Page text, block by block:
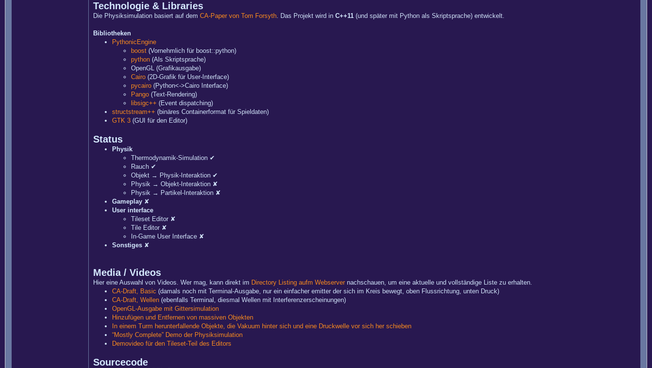
Technologie & Libraries
Die Physiksimulation basiert auf dem CA-Paper von Tom Forsyth. Das Projekt wird in C++11 (und später mit Python als Skriptsprache) entwickelt.
Bibliotheken
PythonicEngine
boost (Vornehmlich für boost::python)
python (Als Skriptsprache)
OpenGL (Grafikausgabe)
Cairo (2D-Grafik für User-Interface)
pycairo (Python<->Cairo Interface)
Pango (Text-Rendering)
libsigc++ (Event dispatching)
structstream++ (binäres Containerformat für Spieldaten)
GTK 3 (GUI für den Editor)
Status
Physik
Thermodynamik-Simulation ✔
Rauch ✔
Objekt → Physik-Interaktion ✔
Physik → Objekt-Interaktion ✘
Physik → Partikel-Interaktion ✘
Gameplay ✘
User interface
Tileset Editor ✘
Tile Editor ✘
In-Game User Interface ✘
Sonstiges ✘
Media / Videos
Hier eine Auswahl von Videos. Wer mag, kann direkt im Directory Listing aufm Webserver nachschauen, um eine aktuelle und vollständige Liste zu erhalten.
CA-Draft, Basic (damals noch mit Terminal-Ausgabe, nur ein einfacher emitter der sich im Kreis bewegt, oben Flussrichtung, unten Druck)
CA-Draft, Wellen (ebenfalls Terminal, diesmal Wellen mit Interferenzerscheinungen)
OpenGL-Ausgabe mit Gittersimulation
Hinzufügen und Entfernen von massiven Objekten
In einem Turm herunterfallende Objekte, die Vakuum hinter sich und eine Druckwelle vor sich her schieben
“Mostly Complete” Demo der Physiksimulation
Demovideo für den Tileset-Teil des Editors
Sourcecode